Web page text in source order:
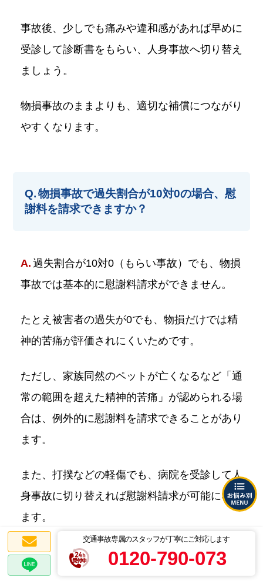
交通事故専属のスタッフが丁寧にご対応します
0120-790-073
事故後、少しでも痛みや違和感があれば早めに
受診して診断書をもらい、人身事故へ切り替え
ましょう。
物損事故のままよりも、適切な補償につながり
やすくなります。
物損事故で過失割合が10対0の場合、慰
謝料を請求できますか？
過失割合が10対0（もらい事故）でも、物損
事故では基本的に慰謝料請求ができません。
たとえ被害者の過失が0でも、物損だけでは精
神的苦痛が評価されにくいためです。
ただし、家族同然のペットが亡くなるなど「通
常の範囲を超えた精神的苦痛」が認められる場
合は、例外的に慰謝料を請求できることがあり
ます。
また、打撲などの軽傷でも、病院を受診して人
身事故に切り替えれば慰謝料請求が可能になり
ます。
もらい事故の慰謝料について詳しく知りたい方
は、以下のページをご覧ください。